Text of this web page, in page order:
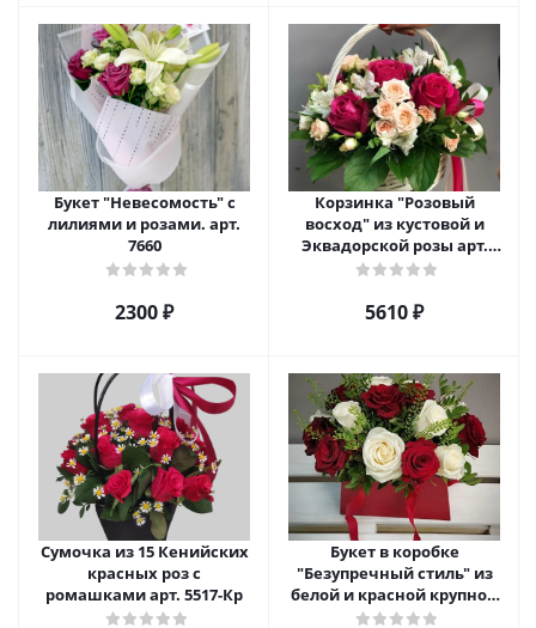
Букет "Невесомость" с
лилиями и розами. арт.
7660
2300 ₽
Корзинка "Розовый
восход" из кустовой и
Эквадорской розы арт.
5520
5610 ₽
Сумочка из 15 Кенийских
красных роз с
ромашками арт. 5517-Кр
Букет в коробке
"Безупречный стиль" из
белой и красной крупной
розы Эквадор. арт. 5515